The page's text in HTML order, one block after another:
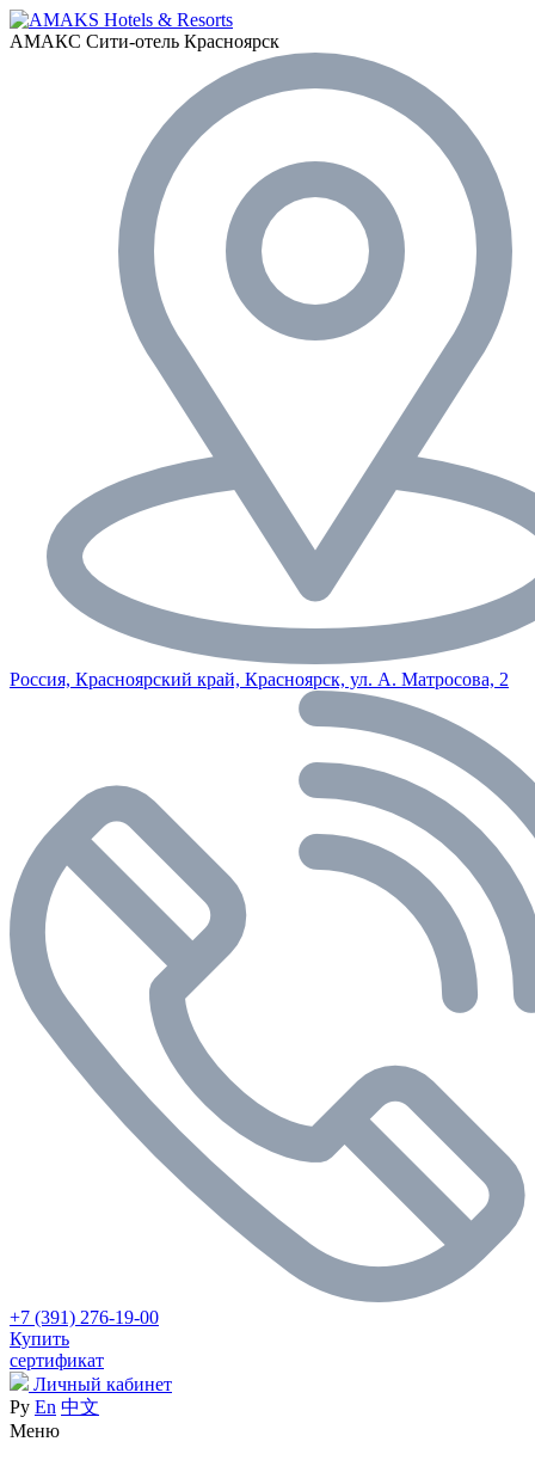
АМАКС Сити-отель Красноярск
Россия, Красноярский край, Красноярск, ул. А. Матросова, 2
+7 (391) 276-19-00
Купить
сертификат
Личный кабинет
Ру En 中文
Меню